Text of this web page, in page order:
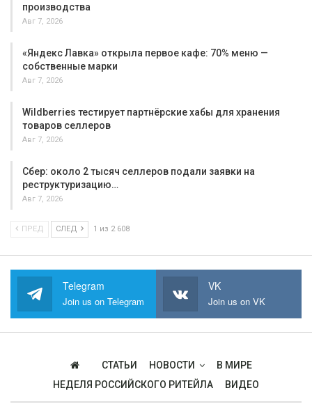
производства
Авг 7, 2026
«Яндекс Лавка» открыла первое кафе: 70% меню —
собственные марки
Авг 7, 2026
Wildberries тестирует партнёрские хабы для хранения
товаров селлеров
Авг 7, 2026
Сбер: около 2 тысяч селлеров подали заявки на
реструктуризацию…
Авг 7, 2026
ПРЕД СЛЕД 1 из 2 608
Telegram
Join us on Telegram
VK
Join us on VK
СТАТЬИ НОВОСТИ
В МИРЕ
НЕДЕЛЯ РОССИЙСКОГО РИТЕЙЛА
ВИДЕО